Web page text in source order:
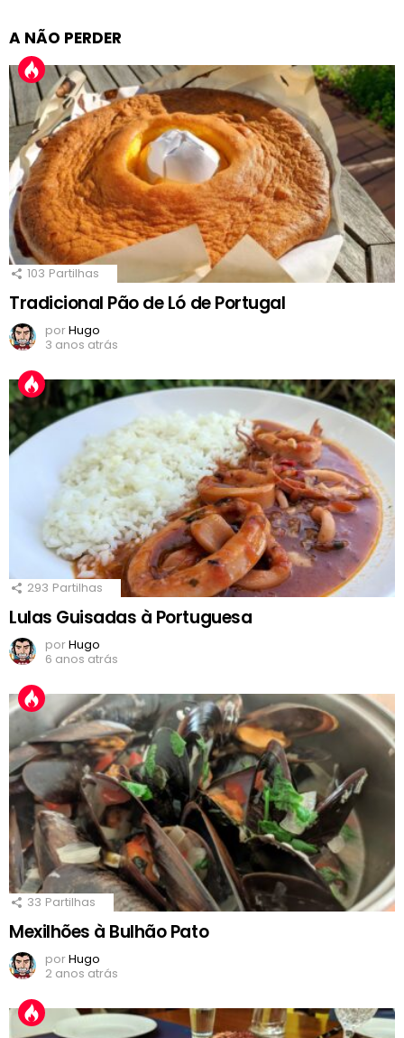
A NÃO PERDER
103 Partilhas
Tradicional Pão de Ló de Portugal
porHugo
3 anos atrás
293 Partilhas
Lulas Guisadas à Portuguesa
porHugo
6 anos atrás
33 Partilhas
Mexilhões à Bulhão Pato
porHugo
2 anos atrás